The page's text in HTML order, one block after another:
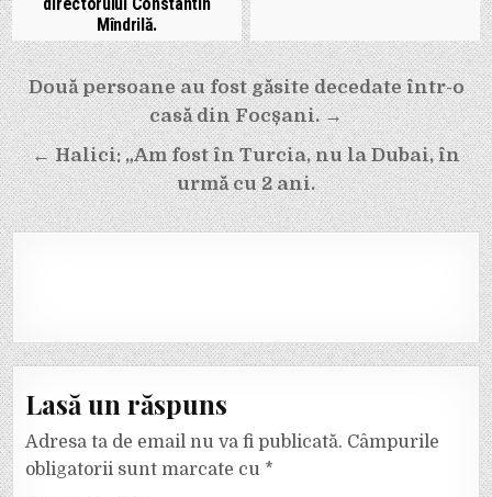
directorului Constantin
Mîndrilă.
Navigare
în
articole
Două persoane au fost găsite decedate într-o
casă din Focșani. →
← Halici: „Am fost în Turcia, nu la Dubai, în
urmă cu 2 ani.
Lasă un răspuns
Adresa ta de email nu va fi publicată. Câmpurile
obligatorii sunt marcate cu *